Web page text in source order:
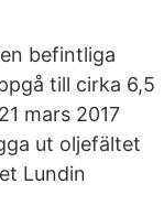
befintliga
till cirka 6,5
mars 2017
ut oljefältet
Lundin